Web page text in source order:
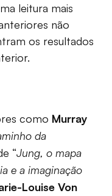
leitura mais
não
os resultados
como Murray
da
“Jung, o mapa
e a imaginação
Louise Von